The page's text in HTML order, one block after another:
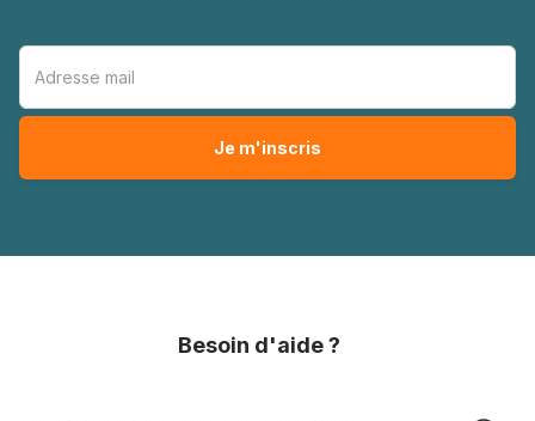
Besoin d'aide ?